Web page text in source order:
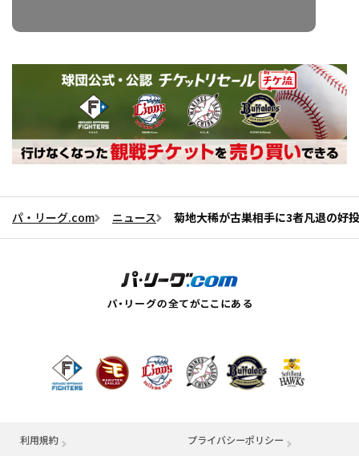
パ・リーグ.com ニュース 菊地大稀が古巣相手に3者凡退の
利用規約 プライバシーポリシー